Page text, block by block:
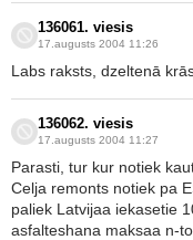
136061. viesis
17.augusts 2004 11:26
Labs raksts, dzeltenā
136062. viesis
17.augusts 2004 11:27
Parasti, tur kur notiek
Celja remonts notiek pa
paliek Latvijaa iekasetie
asfalteshana maksaa n-